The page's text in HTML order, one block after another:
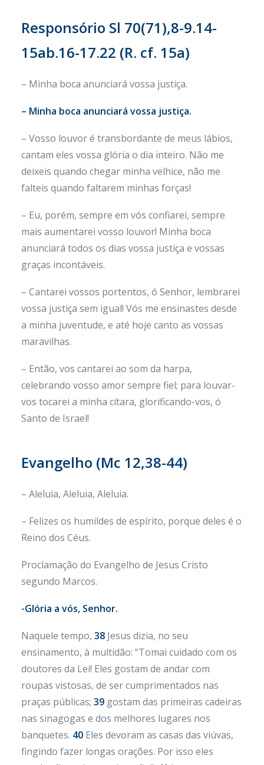
Responsório Sl 70(71),8-9.14-
15ab.16-17.22 (R. cf. 15a)
– Minha boca anunciará vossa justiça.
– Minha boca anunciará vossa justiça.
– Vosso louvor é transbordante de meus lábios,
cantam eles vossa glória o dia inteiro. Não me
deixeis quando chegar minha velhice, não me
falteis quando faltarem minhas forças!
– Eu, porém, sempre em vós confiarei, sempre
mais aumentarei vosso louvor! Minha boca
anunciará todos os dias vossa justiça e vossas
graças incontáveis.
– Cantarei vossos portentos, ó Senhor, lembrarei
vossa justiça sem igual! Vós me ensinastes desde
a minha juventude, e até hoje canto as vossas
maravilhas.
– Então, vos cantarei ao som da harpa,
celebrando vosso amor sempre fiel; para louvar-
vos tocarei a minha cítara, glorificando-vos, ó
Santo de Israel!
Evangelho (Mc 12,38-44)
– Aleluia, Aleluia, Aleluia.
– Felizes os humildes de espírito, porque deles é o
Reino dos Céus.
Proclamação do Evangelho de Jesus Cristo
segundo Marcos.
-Glória a vós, Senhor.
Naquele tempo, 38 Jesus dizia, no seu
ensinamento, à multidão: “Tomai cuidado com os
doutores da Lei! Eles gostam de andar com
roupas vistosas, de ser cumprimentados nas
praças públicas; 39 gostam das primeiras cadeiras
nas sinagogas e dos melhores lugares nos
banquetes. 40 Eles devoram as casas das viúvas,
fingindo fazer longas orações. Por isso eles